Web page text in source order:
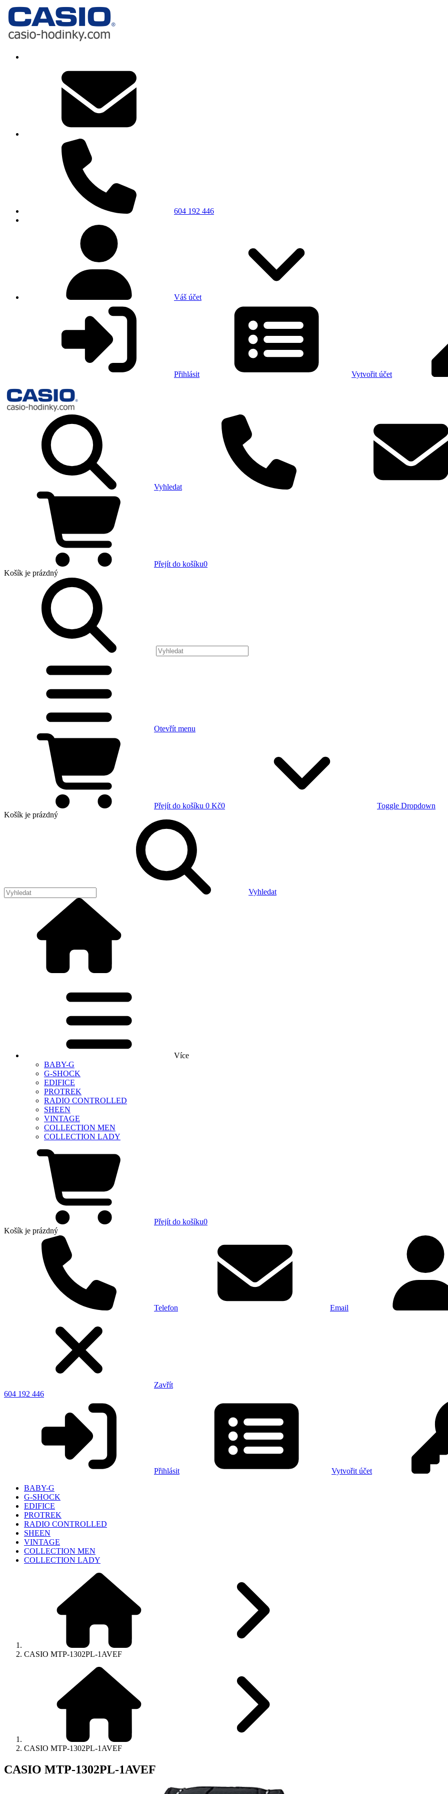
604 192 446
Váš účet
Přihlásit Vytvořit účet
Vyhledat
Přejít do košíku0
Košík je prázdný
Otevřít menu
Přejít do košíku 0 Kč0
Toggle Dropdown
Košík je prázdný
Vyhledat
Více
BABY-G
G-SHOCK
EDIFICE
PROTREK
RADIO CONTROLLED
SHEEN
VINTAGE
COLLECTION MEN
COLLECTION LADY
Přejít do košíku0
Košík je prázdný
Telefon Email
Zavřít
604 192 446
Přihlásit
Vytvořit účet
BABY-G
G-SHOCK
EDIFICE
PROTREK
RADIO CONTROLLED
SHEEN
VINTAGE
COLLECTION MEN
COLLECTION LADY
CASIO MTP-1302PL-1AVEF
CASIO MTP-1302PL-1AVEF
CASIO MTP-1302PL-1AVEF